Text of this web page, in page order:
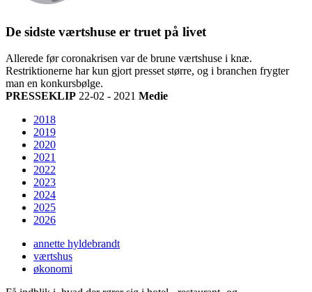
De sidste værtshuse er truet på livet
Allerede før coronakrisen var de brune værtshuse i knæ.
Restriktionerne har kun gjort presset større, og i branchen frygter
man en konkursbølge.
PRESSEKLIP 22-02 - 2021 Medie
2018
2019
2020
2021
2022
2023
2024
2025
2026
annette hyldebrandt
værtshus
økonomi